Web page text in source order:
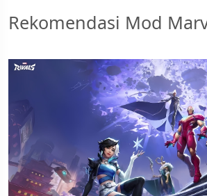
Rekomendasi Mod